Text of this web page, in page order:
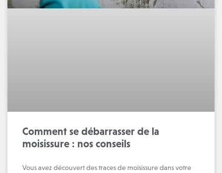
Comment se débarrasser de la
moisissure : nos conseils
Vous avez découvert des traces de moisissure dans votre